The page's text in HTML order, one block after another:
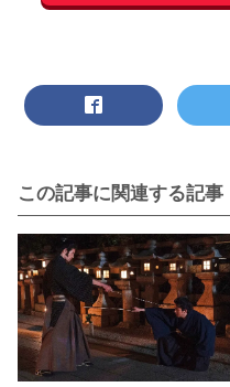
この記事に関連する記事